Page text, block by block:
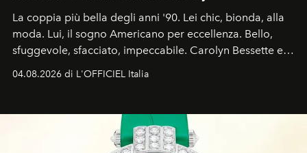
La coppia più bella degli anni '90. Lei chic, bionda, alla
moda. Lui, il sogno Americano per eccellenza. Bello,
sfuggevole, sfacciato, impeccabile. Carolyn Bessette e
04.08.2026 di L'OFFICIEL Italia